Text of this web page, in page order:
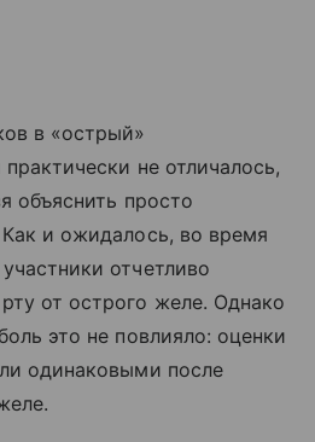
в «острый»
не отличалось,
объяснить просто
и ожидалось, во время
отчетливо
от острого желе. Однако
это не повлияло: оценки
одинаковыми после